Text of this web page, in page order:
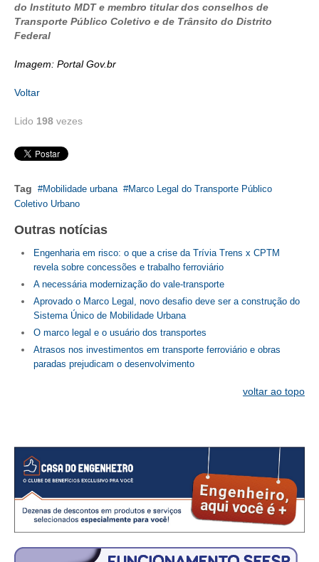
do Instituto MDT e membro titular dos conselhos de
Transporte Público Coletivo e de Trânsito do Distrito
Federal
Imagem: Portal Gov.br
Voltar
Lido 198 vezes
Tag Mobilidade urbana
Marco Legal do Transporte Público
Coletivo Urbano
Outras notícias
Engenharia em risco: o que a crise da Trívia Trens x CPTM
revela sobre concessões e trabalho ferroviário
A necessária modernização do vale-transporte
Aprovado o Marco Legal, novo desafio deve ser a construção do
Sistema Único de Mobilidade Urbana
O marco legal e o usuário dos transportes
Atrasos nos investimentos em transporte ferroviário e obras
paradas prejudicam o desenvolvimento
voltar ao topo